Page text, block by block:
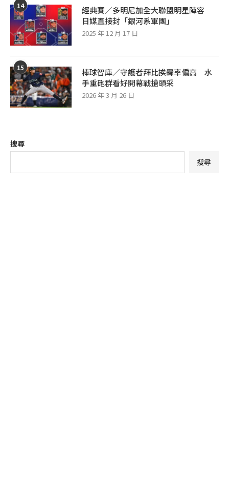
14
經典賽／多明尼加全大聯盟明星陣容
日媒直接封「銀河系軍團」
2025 年 12 月 17 日
15
棒球智庫／守護者拜比挨轟率偏高 水
手重砲群看好開幕戰搶頭采
2026 年 3 月 26 日
搜尋
搜尋